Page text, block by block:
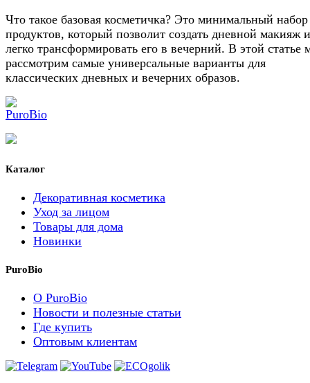
Что такое базовая косметичка? Это минимальный набор
продуктов, который позволит создать дневной макияж и
легко трансформировать его в вечерний. В этой статье
рассмотрим самые универсальные варианты для
классических дневных и вечерних образов.
Каталог
Декоративная косметика
Уход за лицом
Товары для дома
Новинки
PuroBio
О PuroBio
Новости и полезные статьи
Где купить
Оптовым клиентам